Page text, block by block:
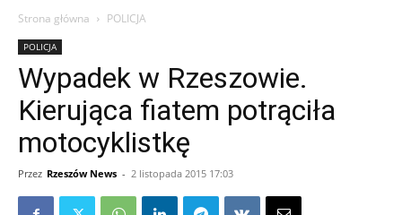
Strona główna POLICJA
POLICJA
Wypadek w Rzeszowie.
Kierująca fiatem potrąciła
motocyklistkę
Przez Rzeszów News - 2 listopada 2015 17:03